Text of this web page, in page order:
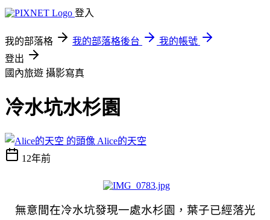
登入
我的部落格 我的部落格後台
我的帳號
登出
國內旅遊 攝影寫真
冷水坑水杉園
Alice的天空
12年前
無意間在冷水坑發現一處水杉園，葉子已經落光